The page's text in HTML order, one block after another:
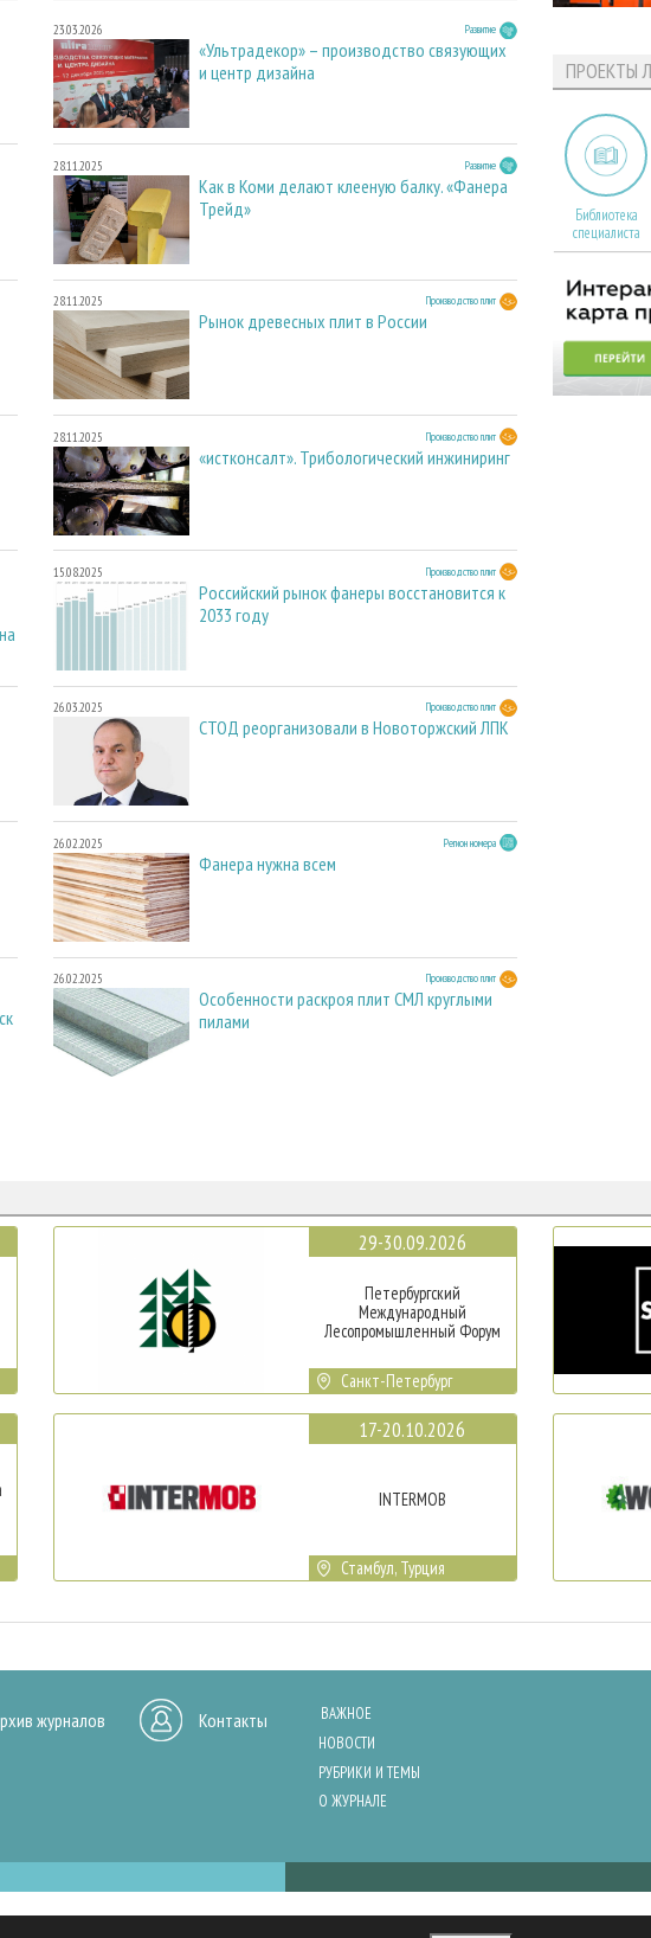
23.03.2026 Развитие
«Ультрадекор» – производство связующих
и центр дизайна
28.11.2025 Развитие
Как в Коми делают клееную балку. «Фанера
Трейд»
28.11.2025 Производство плит
Рынок древесных плит в России
28.11.2025 Производство плит
«истконсалт». Трибологический инжиниринг
15.08.2025 Производство плит
Российский рынок фанеры восстановится к
2033 году
26.03.2025 Производство плит
СТОД реорганизовали в Новоторжский ЛПК
26.02.2025 Регион номера
Фанера нужна всем
26.02.2025 Производство плит
Особенности раскроя плит СМЛ круглыми
пилами
ПРОЕКТЫ
Библиотека
специалиста
29-30.09.2026
Петербургский
Международный
Лесопромышленный Форум
Санкт-Петербург
17-20.10.2026
INTERMOB
Стамбул, Турция
журналов Контакты
ВАЖНОЕ
НОВОСТИ
РУБРИКИ И ТЕМЫ
О ЖУРНАЛЕ